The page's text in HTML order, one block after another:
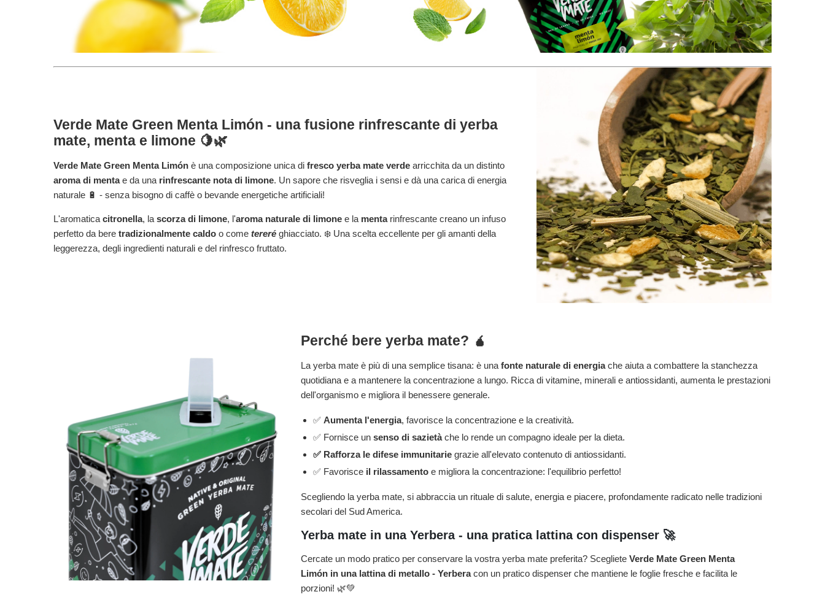
Verde Mate Green Menta Limón - una fusione rinfrescante di yerba
mate, menta e limone 🍋🌿
Verde Mate Green Menta Limón è una composizione unica di fresco yerba mate verde arricchita da un distinto
aroma di mentae da una rinfrescante nota di limone. Un sapore che risveglia i sensi e dà una carica di energia
naturale 🔋 - senza bisogno di caffè o bevande energetiche artificiali!
L'aromatica citronella, la scorza di limone, l'aroma naturale di limone e la mentarinfrescante creano un infuso
perfetto da bere tradizionalmente caldo o come tereré ghiacciato. ❄️ Una scelta eccellente per gli amanti della
leggerezza, degli ingredienti naturali e del rinfresco fruttato.
Perché bere yerba mate? 🧉
La yerba mate è più di una semplice tisana: è unafonte naturale di energiache aiuta a combattere la stanchezza
quotidiana e a mantenere la concentrazione a lungo. Ricca di vitamine, minerali e antiossidanti, aumenta le prestazioni
dell'organismo e migliora il benessere generale.
✅Aumenta l'energia, favorisce la concentrazione e la creatività.
✅ Fornisce unsenso di sazietàche lo rende un compagno ideale per la dieta.
✅ Rafforza le difese immunitarie grazie all'elevato contenuto di antiossidanti.
✅ Favorisce il rilassamento e migliora la concentrazione: l'equilibrio perfetto!
Scegliendo la yerba mate, si abbraccia un rituale di salute, energia e piacere, profondamente radicato nelle tradizioni
secolari del Sud America.
Yerba mate in una Yerbera - una pratica lattina con dispenser 🚀
Cercate un modo pratico per conservare la vostra yerba mate preferita? SceglieteVerde Mate Green Menta
Limón in una lattina di metallo - Yerberacon un pratico dispenser che mantiene le foglie fresche e facilita le
porzioni! 🌿💚